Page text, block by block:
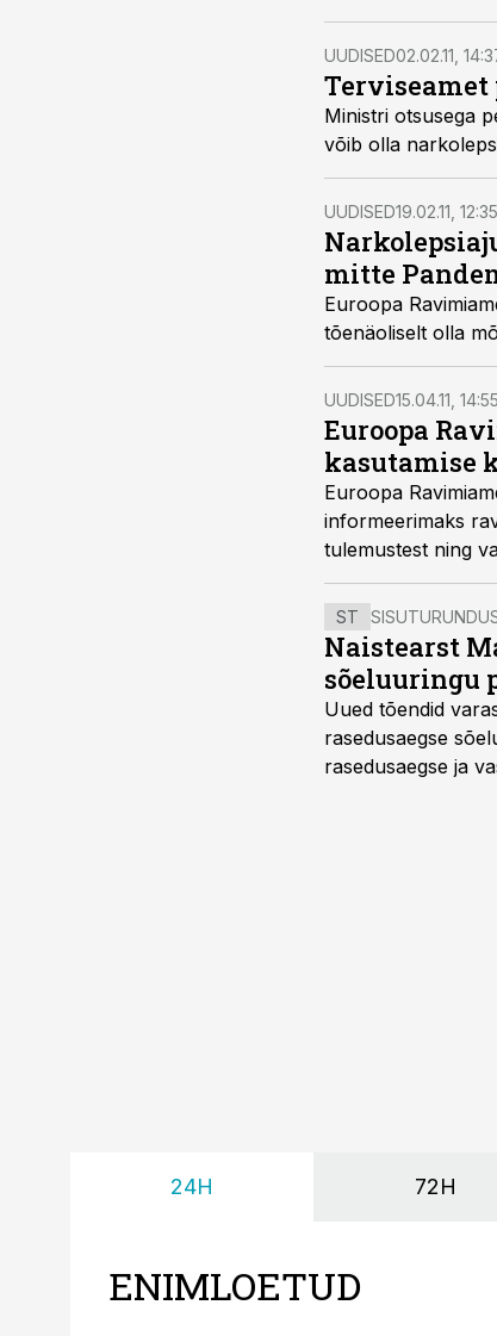
UUDISED02.02.11,
Ministri otsusega peatas terviseamet H1N1
võib olla
UUDISED19.02.11, 12:35
mitte
Euroopa Ravimiameti Inimravimite
UUDISED15.04.11, 14:55
Euroopa
kasutamise
Euroopa Ravimiameti Inimravimite
informeerimaks ravimi väljakirjutajaid Pandemrixi ja narkolepsia epidemioloogiliste
tulemustest ning vajadusest
lastele ja noorukitele. Soovitused kehtivad seni, kuni
ST
Naistearst
sõeluuringu
Uued tõendid
rasedusaegse
rasedusaegse ja
24H 72H
ENIMLOETUD